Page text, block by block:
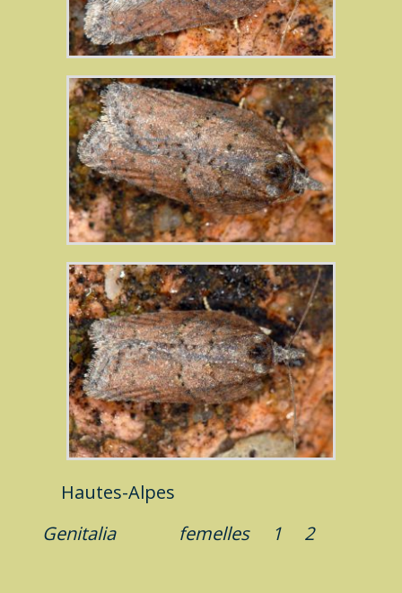
Hautes-Alpes
Genitalia
femelles 1 2